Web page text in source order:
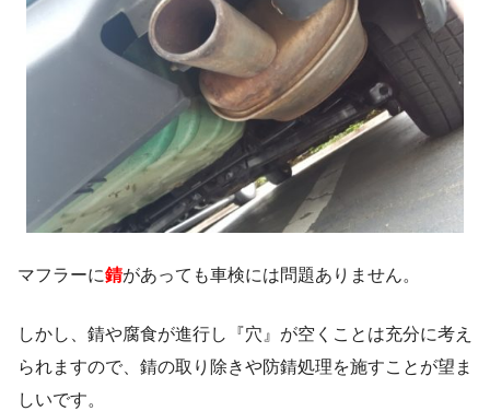
マフラーに錆があっても車検には問題ありません。
しかし、錆や腐食が進行し『穴』が空くことは充分に考え
られますので、錆の取り除きや防錆処理を施すことが望ま
しいです。